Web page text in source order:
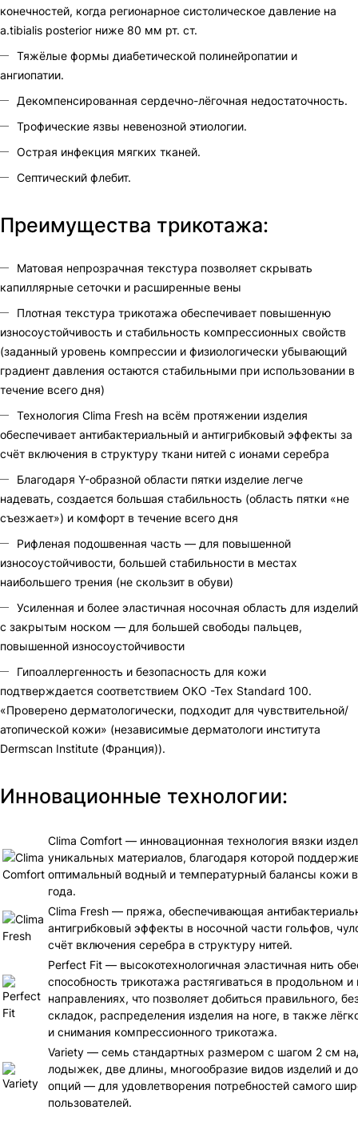
конечностей, когда регионарное систолическое давление на
a.tibialis posterior ниже 80 мм рт. ст.
Тяжёлые формы диабетической полинейропатии и
ангиопатии.
Декомпенсированная сердечно-лёгочная недостаточность.
Трофические язвы невенозной этиологии.
Острая инфекция мягких тканей.
Септический флебит.
Преимущества трикотажа:
Матовая непрозрачная текстура позволяет скрывать
капиллярные сеточки и расширенные вены
Плотная текстура трикотажа обеспечивает повышенную
износоустойчивость и стабильность компрессионных свойств
(заданный уровень компрессии и физиологически убывающий
градиент давления остаются стабильными при использовании в
течение всего дня)
Технология Clima Fresh на всём протяжении изделия
обеспечивает антибактериальный и антигрибковый эффекты за
счёт включения в структуру ткани нитей с ионами серебра
Благодаря Y-образной области пятки изделие легче
надевать, создается большая стабильность (область пятки «не
съезжает») и комфорт в течение всего дня
Рифленая подошвенная часть — для повышенной
износоустойчивости, большей стабильности в местах
наибольшего трения (не скользит в обуви)
Усиленная и более эластичная носочная область для изделий
с закрытым носком — для большей свободы пальцев,
повышенной износоустойчивости
Гипоаллергенность и безопасность для кожи
подтверждается соответствием ОКО -Тех Standard 100.
«Проверено дерматологически, подходит для чувствительной/
атопической кожи» (независимые дерматологи института
Dermscan Institute (Франция)).
Инновационные технологии:
Clima Comfort — инновационная технология вязки
уникальных материалов, благодаря которой
оптимальный водный и температурный балансы кожи
года.
Clima Fresh — пряжа, обеспечивающая
антигрибковый эффекты в носочной части гольфов,
счёт включения серебра в структуру нитей.
Perfect Fit — высокотехнологичная эластичная нить
способность трикотажа растягиваться в продольном
направлениях, что позволяет добиться правильного,
складок, распределения изделия на ноге, в также
и снимания компрессионного трикотажа.
Variety — семь стандартных размером с шагом 2 см
лодыжек, две длины, многообразие видов изделий и
опций — для удовлетворения потребностей самого
пользователей.